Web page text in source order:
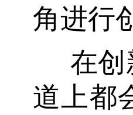
角进行
在创
道上都